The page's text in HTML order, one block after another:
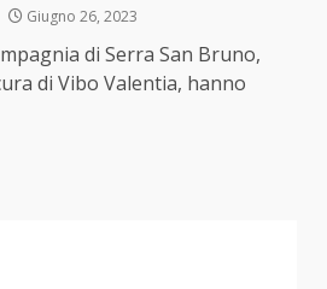
Giugno 26, 2023
di Serra San Bruno,
di Vibo Valentia, hanno